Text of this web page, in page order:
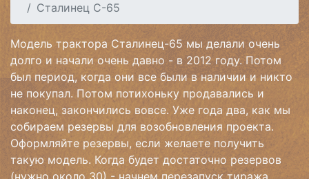
Сталинец С-65
Модель трактора Сталинец-65 мы делали очень
долго и начали очень давно - в 2012 году. Потом
был период, когда они все были в наличии и никто
не покупал. Потом потихоньку продавались и
наконец, закончились вовсе. Уже года два, как мы
собираем резервы для возобновления проекта.
Оформляйте резервы, если желаете получить
такую модель. Когда будет достаточно резервов
(нужно около 30) - начнем перезапуск тиража.